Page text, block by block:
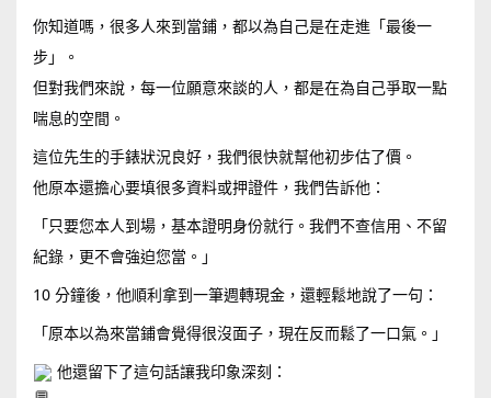
你知道嗎，很多人來到當鋪，都以為自己是在走進「最後一
步」。
但對我們來說，每一位願意來談的人，都是在為自己爭取一點
喘息的空間。
這位先生的手錶狀況良好，我們很快就幫他初步估了價。
他原本還擔心要填很多資料或押證件，我們告訴他：
「只要您本人到場，基本證明身份就行。我們不查信用、不留
紀錄，更不會強迫您當。」
10 分鐘後，他順利拿到一筆週轉現金，還輕鬆地說了一句：
「原本以為來當鋪會覺得很沒面子，現在反而鬆了一口氣。」
他還留下了這句話讓我印象深刻：